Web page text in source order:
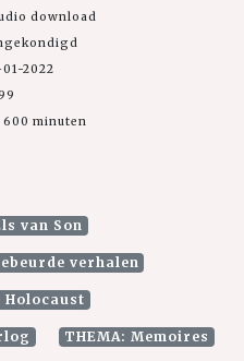
download
2022
600 minuten
van Son
verhalen
Holocaust
THEMA: Memoires